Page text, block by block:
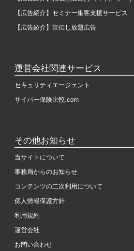
【広告紹介】セミナー集客支援サービス
【広告紹介】宣伝し放題広告
運営会社関連サービス
セキュリティエージェント
サイバー保険比較.com
その他お知らせ
当サイトについて
事務局からのお知らせ
コンテンツの二次利用について
個人情報保護方針
利用規約
運営会社
お問い合わせ